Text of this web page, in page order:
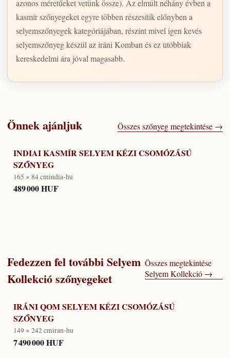
azonos méretűeket vetünk össze). Az elmúlt néhány évben a
kasmír szőnyegeket egyre többen részesítik előnyben a
selyemszőnyegek kategóriájában, részint mivel igen kevés
selyemszőnyeg készül az iráni Komban és ez utóbbiak
kereskedelmi ára jóval magasabb.
Önnek ajánljuk Összes szőnyeg megtekintése →
INDIAI KASMÍR SELYEM KÉZI CSOMÓZÁSÚ
SZŐNYEG
165 × 84 cmindia-hu
489 000 HUF
Fedezzen fel továbbiSelyem
Kollekciószőnyegeket
Összes megtekintése
Selyem Kollekció →
IRÁNI QOM SELYEM KÉZI CSOMÓZÁSÚ
SZŐNYEG
149 × 242 cmiran-hu
7 490 000 HUF